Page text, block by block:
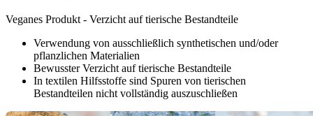
Veganes Produkt - Verzicht auf tierische Bestandteile
Verwendung von ausschließlich synthetischen und/oder
pflanzlichen Materialien
Bewusster Verzicht auf tierische Bestandteile
In textilen Hilfsstoffe sind Spuren von tierischen
Bestandteilen nicht vollständig auszuschließen